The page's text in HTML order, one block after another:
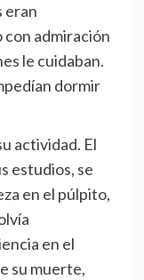
eran
con admiración
le cuidaban.
dormir
actividad. El
estudios, se
en el púlpito,
en el
su muerte,